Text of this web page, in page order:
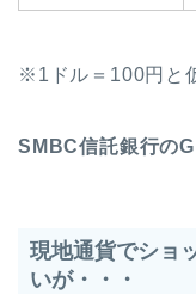
※1ドル＝100円と
SMBC信託銀行の
現地通貨でショ
いが・・・